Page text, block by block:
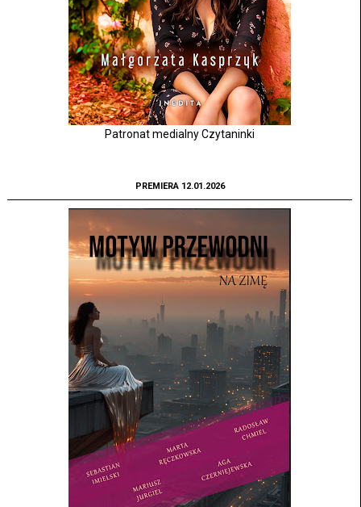
Patronat medialny Czytaninki
PREMIERA 12.01.2026